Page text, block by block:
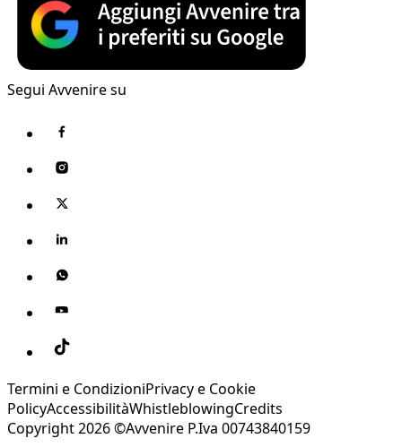
Segui Avvenire su
Termini e CondizioniPrivacy e Cookie
PolicyAccessibilitàWhistleblowingCredits
Copyright 2026 ©Avvenire P.Iva 00743840159